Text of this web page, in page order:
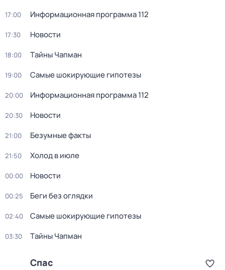
17:00 Информационная программа 112
17:30 Новости
18:00 Тaйны Чапман
19:00 Самые шoкиpующие гипотезы
20:00 Информационная программа 112
20:30 Новости
21:00 Бeзумные фaкты
21:50 Холод в июле
00:00 Новости
00:25 Беги без оглядки
02:40 Самые шoкиpующие гипотезы
03:30 Тaйны Чапман
Спас